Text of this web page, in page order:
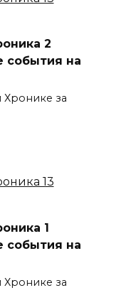
2
события на
за
1
события на
за